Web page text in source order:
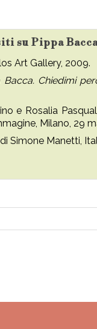
su Pippa
Art Gallery, 2009.
Chiedimi
e Rosalia
Milano, 29
di Simone Manetti,